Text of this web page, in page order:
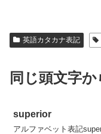
英語カタカナ表記
同じ頭文字
superior
アルファベット表記